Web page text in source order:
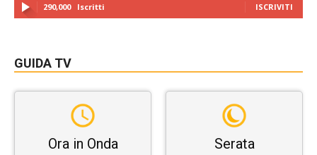
290,000 Iscritti ISCRIVITI
GUIDA TV
Ora in Onda Serata